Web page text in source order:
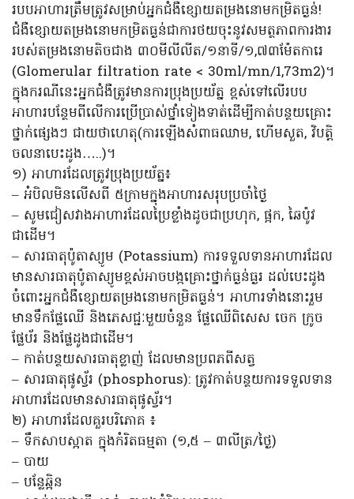
របបអាហារត្រឹមត្រូវសម្រាប់អ្នកជំងឺខ្សោយតម្រងនោមកម្រិតធ្ងន់!
ជំងឺខ្សោយតម្រងនោមកម្រិតធ្ងន់ជាការថយចុះនូវសមត្ថភាពការងារ
របស់តម្រងនោមតិចជាង ៣០មីលីលីត/១នាទី/១,៧៣​ម៉ែតការេ
(Glomerular filtration rate < 30ml/mn/1,73m2)។
ក្នុងករណីនេះអ្នកជំងឺត្រូវមានការប្រុងប្រយ័ត្ន ខ្ពស់ទៅលើរបប
អាហារបន្ថែមពីលើការប្រើប្រាស់ថ្នាំទៀងទាត់ដើម្បីកាត់បន្ថយគ្រោះ
ថ្នាក់ផ្សេងៗ ជាយថាហេតុ(ការឡើងសំពាធឈាម, ហើមសួត, វិបត្តិ
ចលនាបេះដូង…..)។
១) អាហារដែលត្រូវប្រុងប្រយ័ត្ន៖
– អំបិលមិនលើសពី ៥ក្រាមក្នុងអាហារសរុបប្រចាំថ្ងៃ
– សូមជៀសវាងអាហារដែលប្រៃខ្លាំងដូចជាប្រហុក, ផ្អក, ឆៃប៉ូវ
ជាដើម។
– សារធាតុប៉ូតាស្យូម (Potassium) ការទទួលទានអាហារដែល
មានសារធាតុប៉ូតាស្យូមខ្ពស់អាចបង្កគ្រោះថ្នាក់ធ្ងន់ធ្ងរ ដល់បេះដូង
ចំពោះអ្នកជំងឺខ្សោយតម្រងនោមកម្រិតធ្ងន់។ អាហារទាំងនោះរួម
មានទឹកផ្លែឈើ និងភេសជ្ជៈមួយចំនួន ផ្លែឈើពិសេស ចេក ក្រូច
ផ្លែប័រ និងផ្លែដូងជាដើម។
– កាត់បន្ថយសារធាតុខ្លាញ់ ដែលមានប្រពភពីសត្វ
– សារធាតុផូស្វ័រ (phosphorus): ត្រូវកាត់បន្ថយការទទួលទាន
អាហារដែលមានសារធាតុផូស្វ័រ។
២) អាហារដែលគួរបរិភោគ ៖
– ទឹកសាបស្អាត ក្នុងកំរិតធម្មតា (១,៥ – ៣លីត្រ/ថ្ងៃ)
– បាយ
– បន្លែឆ្អិន